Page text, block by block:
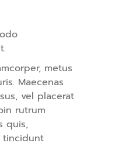
metus
Maecenas
vel placerat
rutrum
quis,
tincidunt